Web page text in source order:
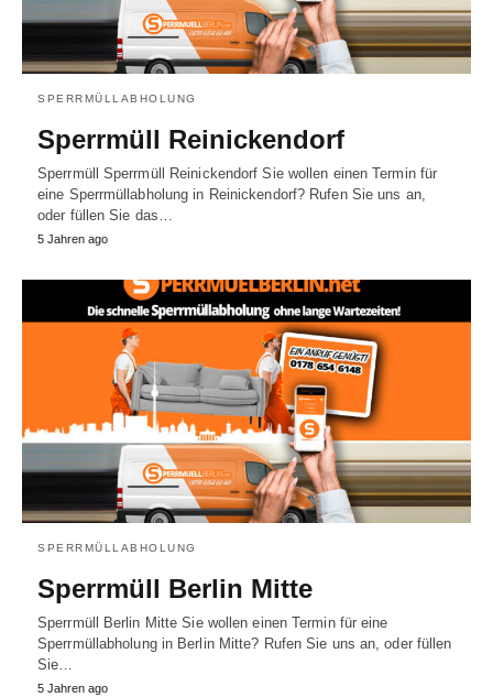
SPERRMÜLLABHOLUNG
Sperrmüll Reinickendorf
Sperrmüll Sperrmüll Reinickendorf Sie wollen einen Termin für
eine Sperrmüllabholung in Reinickendorf? Rufen Sie uns an,
oder füllen Sie das…
5 Jahren ago
SPERRMÜLLABHOLUNG
Sperrmüll Berlin Mitte
Sperrmüll Berlin Mitte Sie wollen einen Termin für eine
Sperrmüllabholung in Berlin Mitte? Rufen Sie uns an, oder füllen
Sie…
5 Jahren ago